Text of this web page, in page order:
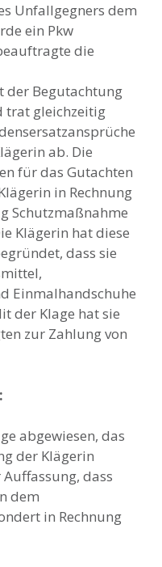
Unfallgegners dem
ein Pkw
die
der Begutachtung
trat gleichzeitig
ab. Die
für das Gutachten
in Rechnung
Schutzmaßnahme
Klägerin hat diese
dass sie
Einmalhandschuhe
der Klage hat sie
zur Zahlung von
abgewiesen, das
der Klägerin
dass
dem
in Rechnung